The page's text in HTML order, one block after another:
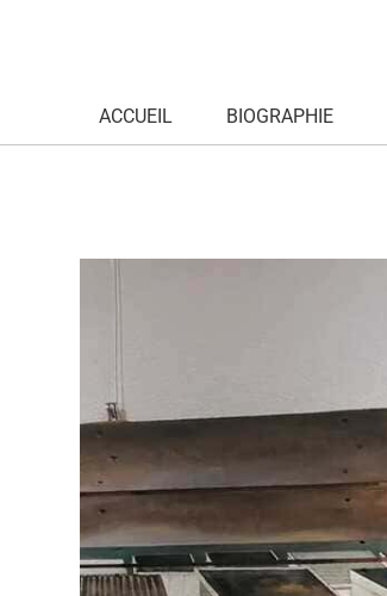
ACCUEIL BIOGRAPHIE